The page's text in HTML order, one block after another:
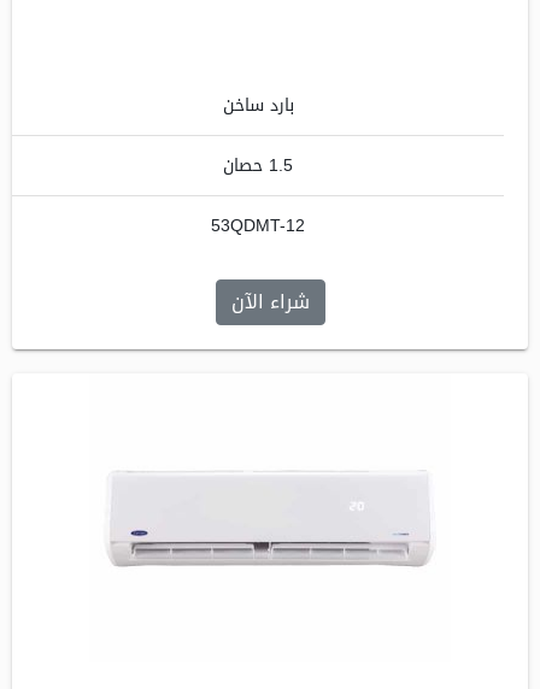
بارد ساخن
1.5 حصان
53QDMT-12
شراء الآن